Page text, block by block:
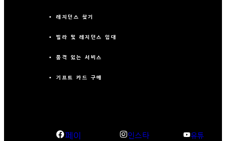
레지던스 찾기
빌라 및 레지던스 임대
품격 있는 서비스
기프트 카드 구매
페이
인스타 유튜